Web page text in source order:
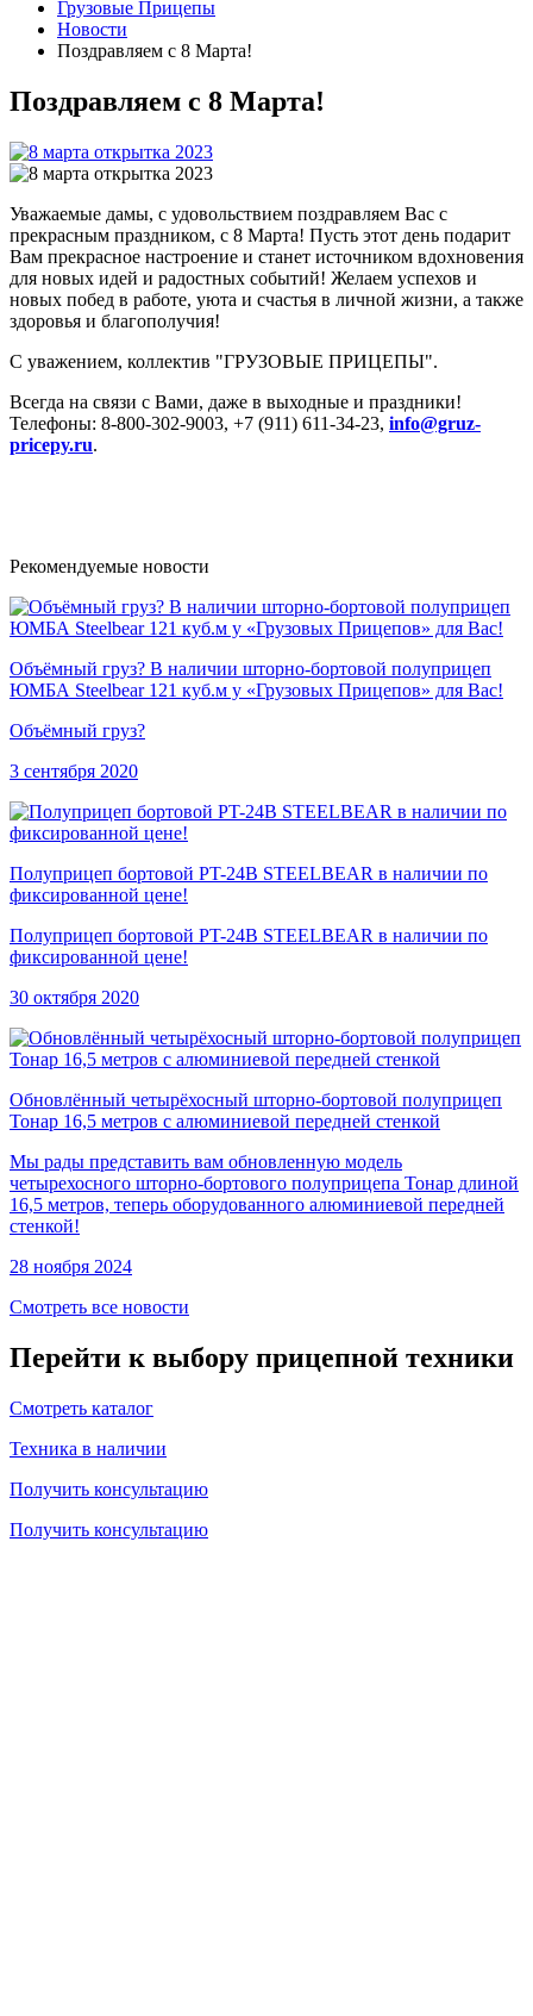
Грузовые Прицепы
Новости
Поздравляем с 8 Марта!
Поздравляем с 8 Марта!
Уважаемые дамы, с удовольствием поздравляем Вас с
прекрасным праздником, с 8 Марта! Пусть этот день подарит
Вам прекрасное настроение и станет источником вдохновения
для новых идей и радостных событий! Желаем успехов и
новых побед в работе, уюта и счастья в личной жизни, а также
здоровья и благополучия!
С уважением, коллектив "ГРУЗОВЫЕ ПРИЦЕПЫ".
Всегда на связи с Вами, даже в выходные и праздники!
Телефоны: 8-800-302-9003, +7 (911) 611-34-23, info@gruz-
pricepy.ru.
Рекомендуемые новости
Объёмный груз? В наличии шторно-бортовой полуприцеп
ЮМБА Steelbear 121 куб.м у «Грузовых Прицепов» для Вас!
Объёмный груз?
3 сентября 2020
Полуприцеп бортовой PT-24B STEELBEAR в наличии по
фиксированной цене!
Полуприцеп бортовой PT-24B STEELBEAR в наличии по
фиксированной цене!
30 октября 2020
Обновлённый четырёхосный шторно-бортовой полуприцеп
Тонар 16,5 метров с алюминиевой передней стенкой
Мы рады представить вам обновленную модель
четырехосного шторно-бортового полуприцепа Тонар длиной
16,5 метров, теперь оборудованного алюминиевой передней
стенкой!
28 ноября 2024
Смотреть все новости
Перейти к выбору прицепной техники
Смотреть каталог
Техника в наличии
Получить консультацию
Получить консультацию